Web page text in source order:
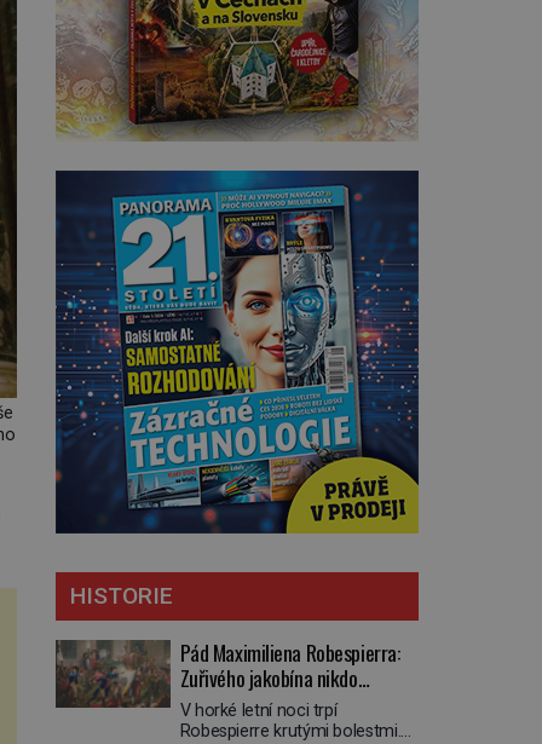
HISTORIE
Pád Maximiliena Robespierra:
Zuřivého jakobína nikdo
nelitoval?
V horké letní noci trpí
Robespierre krutými bolestmi.